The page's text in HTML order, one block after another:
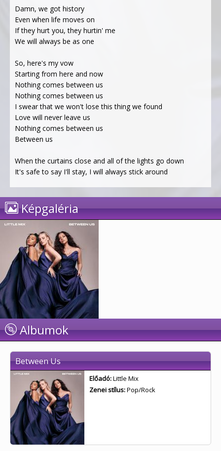
Damn, we got history
Even when life moves on
If they hurt you, they hurtin' me
We will always be as one
So, here's my vow
Starting from here and now
Nothing comes between us
Nothing comes between us
I swear that we won't lose this thing we found
Love will never leave us
Nothing comes between us
Between us
When the curtains close and all of the lights go down
It's safe to say I'll stay, I will always stick around
Képgaléria
Albumok
Between Us
Előadó:Little Mix
Zenei stílus:Pop/Rock